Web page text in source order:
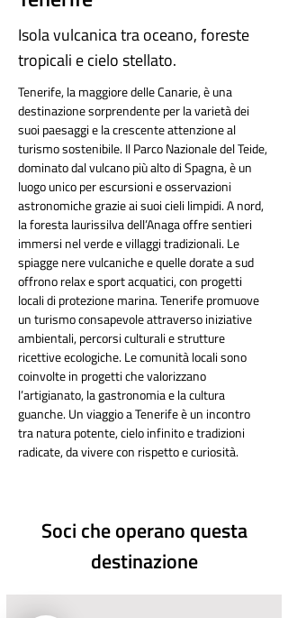
Isola vulcanica tra oceano, foreste
tropicali e cielo stellato.
Tenerife, la maggiore delle Canarie, è una
destinazione sorprendente per la varietà dei
suoi paesaggi e la crescente attenzione al
turismo sostenibile. Il Parco Nazionale del Teide,
dominato dal vulcano più alto di Spagna, è un
luogo unico per escursioni e osservazioni
astronomiche grazie ai suoi cieli limpidi. A nord,
la foresta laurissilva dell’Anaga offre sentieri
immersi nel verde e villaggi tradizionali. Le
spiagge nere vulcaniche e quelle dorate a sud
offrono relax e sport acquatici, con progetti
locali di protezione marina. Tenerife promuove
un turismo consapevole attraverso iniziative
ambientali, percorsi culturali e strutture
ricettive ecologiche. Le comunità locali sono
coinvolte in progetti che valorizzano
l’artigianato, la gastronomia e la cultura
guanche. Un viaggio a Tenerife è un incontro
tra natura potente, cielo infinito e tradizioni
radicate, da vivere con rispetto e curiosità.
Soci che operano questa
destinazione